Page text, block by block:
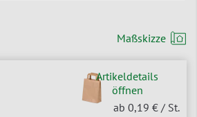
Maßskizze
Artikeldetails
öffnen
ab 0,19 € / St.